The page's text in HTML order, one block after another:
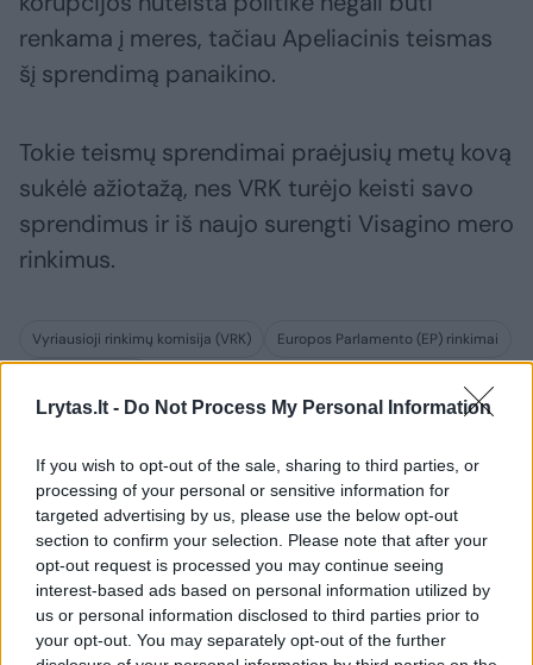
Lrytas.lt - Do Not Process My Personal Information
If you wish to opt-out of the sale, sharing to third parties, or
processing of your personal or sensitive information for
targeted advertising by us, please use the below opt-out
section to confirm your selection. Please note that after your
opt-out request is processed you may continue seeing
interest-based ads based on personal information utilized by
us or personal information disclosed to third parties prior to
your opt-out. You may separately opt-out of the further
renkama į meres, tačiau Apeliacinis teismas
šį sprendimą panaikino.
Tokie teismų sprendimai praėjusių metų kovą
sukėlė ažiotažą, nes VRK turėjo keisti savo
sprendimus ir iš naujo surengti Visagino mero
rinkimus.
Vyriausioji rinkimų komisija (VRK)
Europos Parlamento (EP) rinkimai
Komentuoti po šiuo straipsniu
Komentuoti gali tik Lrytas registruoti vartotojai.
Prisijunkite prie registruotų vartotojų
bendruomenės ir bendraukite komentaruose!